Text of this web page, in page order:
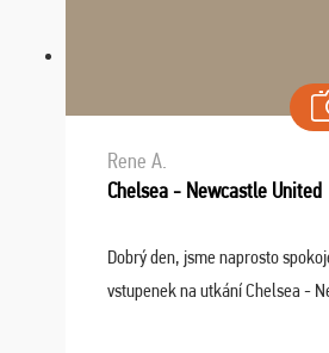
Rene A.
Chelsea - Newcastle United
Dobrý den, jsme naprosto
vstupenek na utkání Chelsea -